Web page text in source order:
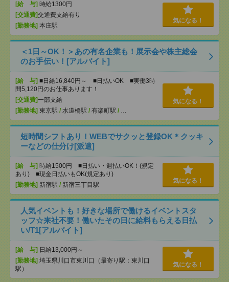
[給 与] 時給1300円
[交通費]交通費支給有り
[勤務地] 本庄駅
気になる！
＜1日～OK！＞あの有名企業も！展示会や株主総会
のお手伝い！[アルバイト]
[給 与] ■日給16,840円～ ■日払いOK ■実働3時
間5,120円のお仕事あります！
[交通費]一部支給
[勤務地] 東京駅 / 水道橋駅 / 有楽町駅 / …
気になる！
短時間シフトあり！WEBでサクッと登録OK＊クッキ
ーなどの仕分け[派遣]
[給 与] 時給1500円 ■日払い・週払いOK！(規定
あり) ■現金日払いもOK(規定あり)
[勤務地] 新宿駅 / 新宿三丁目駅
気になる！
人気イベントも！好きな場所で働けるイベントスタ
ッフ☆来社不要！働いたその日に給料もらえる日払
い/T1[アルバイト]
[給 与] 日給13,000円～
[勤務地] 埼玉県川口市東川口（最寄り駅：東川口
駅）
気になる！